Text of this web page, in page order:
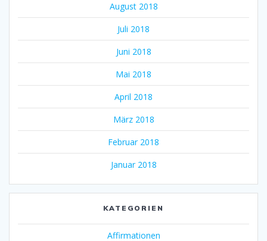
August 2018
Juli 2018
Juni 2018
Mai 2018
April 2018
März 2018
Februar 2018
Januar 2018
KATEGORIEN
Affirmationen